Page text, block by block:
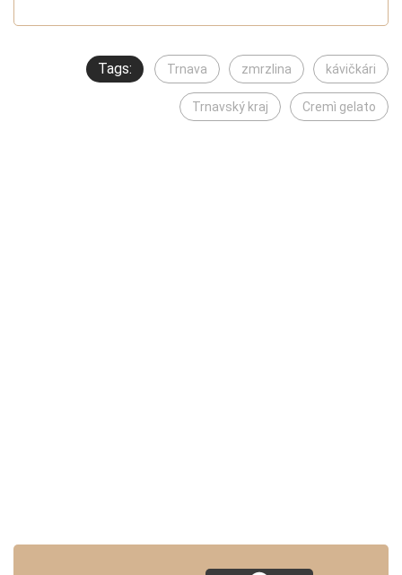
Tags: Trnava zmrzlina kávičkári
Trnavský kraj Cremì gelato